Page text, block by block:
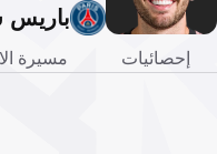
باريس
إحصائيات مسيرة